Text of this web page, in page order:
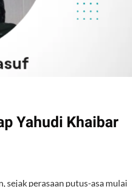
Yahudi Khaibar
sejak perasaan putus-asa mulai